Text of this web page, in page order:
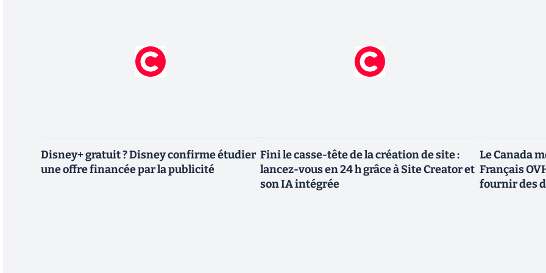
Disney+ gratuit ? Disney confirme étudier
une offre financée par la publicité
Fini le casse-tête de la création de site :
lancez-vous en 24 h grâce à Site Creator et
son IA intégrée
Le Canada
Français
fournir des